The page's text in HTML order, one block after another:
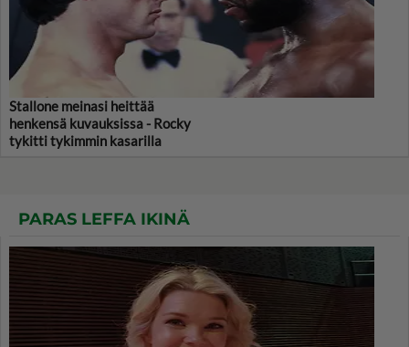
Stallone meinasi heittää
henkensä kuvauksissa - Rocky
tykitti tykimmin kasarilla
PARAS LEFFA IKINÄ